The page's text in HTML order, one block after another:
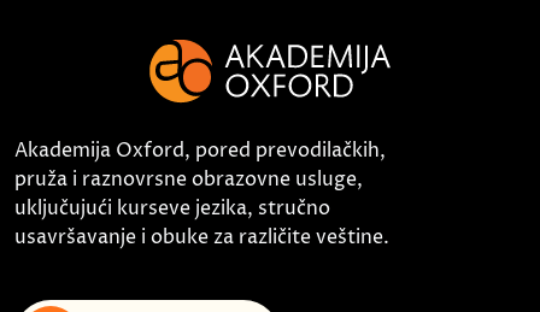
Akademija Oxford, pored prevodilačkih,
pruža i raznovrsne obrazovne usluge,
uključujući kurseve jezika, stručno
usavršavanje i obuke za različite veštine.